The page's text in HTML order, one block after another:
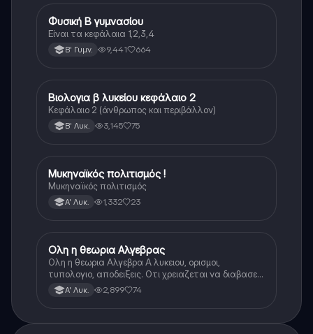
Φυσική
Φυσική Β γυμνασίου
Είναι τα κεφάλαια 1,2,3,4
Β' Γυμν. 9,441 664
Βιολογία
Βιολογια β λυκείου κεφάλαιο 2
Κεφάλαιο 2 (άνθρωπος και περιβάλλον)
Β' Λυκ. 3,145 75
Ιστορία
Μυκηναϊκός πολιτισμός !
Μυκηναϊκός πολιτισμός
Α' Λυκ. 1,332 23
Μαθηματικά
Ολη η θεωρια Αλγεβρας
Ολη η θεωρια Αλγεβρα Α λυκειου, ορισμοι,
τυπολογιο, αποδειξεις. Οτι χρειαζεται να διαβασεις
για το θεωρητικο κομματι της αλγεβρας.
Α' Λυκ. 2,899 74